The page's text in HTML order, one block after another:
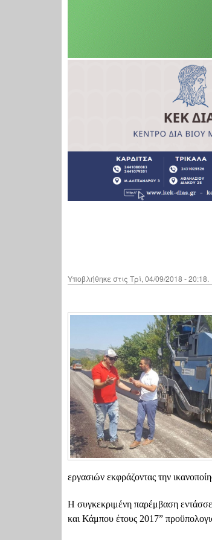
Υποβλήθηκε στις Τρί, 04/09/2018 - 20:18.
εργασιών εκφράζοντας την
Η συγκεκριμένη παρέμβαση
και Κάμπου έτους 2017”